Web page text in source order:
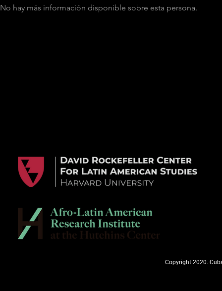
No hay más información disponible sobre esta persona.
Copyright 2020.